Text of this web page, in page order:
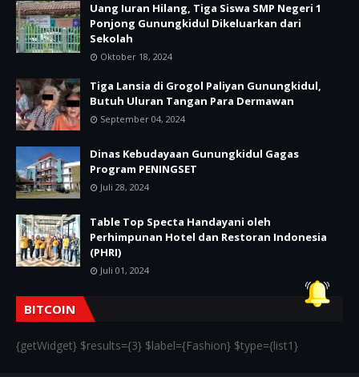
Uang Iuran Hilang, Tiga Siswa SMP Negeri 1
Ponjong Gunungkidul Dikeluarkan dari
Sekolah
Oktober 18, 2024
Tiga Lansia di Grogol Paliyan Gunungkidul,
Butuh Uluran Tangan Para Dermawan
September 04, 2024
Dinas Kebudayaan Gunungkidul Gagas
Program PENINGSET
Juli 28, 2024
Table Top Specta Handayani oleh
Perhimpunan Hotel dan Restoran Indonesia
(PHRI)
Juli 01, 2024
BITCOIN
{getWidget} $results={3} $label={Fashion} $type={list1}